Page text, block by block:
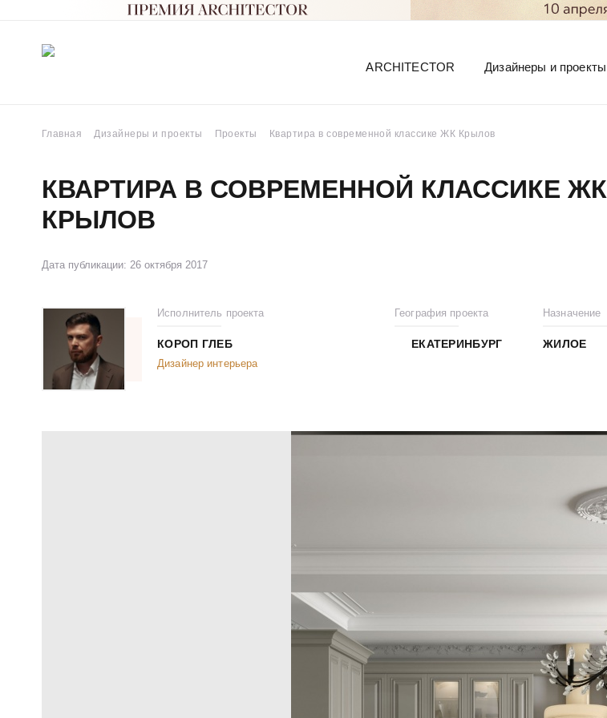
ARCHITECTOR Дизайнеры и проекты
Главная Дизайнеры и проекты Проекты Квартира в современной классике ЖК Крылов
КВАРТИРА В СОВРЕМЕННОЙ КЛАССИКЕ ЖК
КРЫЛОВ
Дата публикации: 26 октября 2017
Исполнитель проекта
КОРОП ГЛЕБ
Дизайнер интерьера
География проекта
ЕКАТЕРИНБУРГ
Назначение
ЖИЛОЕ